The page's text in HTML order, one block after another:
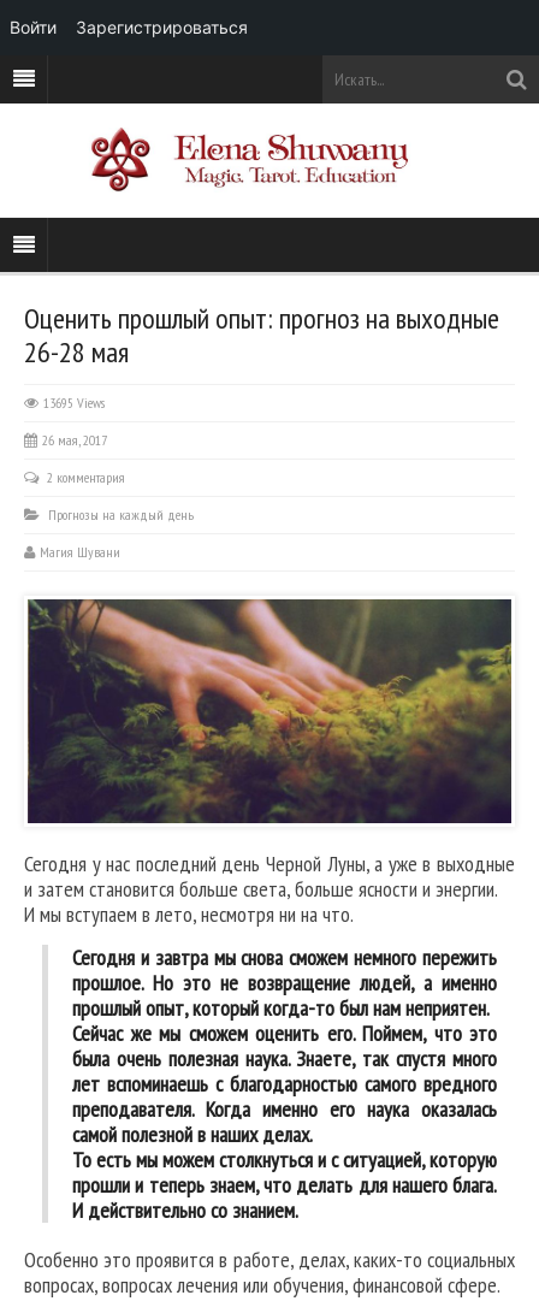
Оценить прошлый опыт: прогноз на выходные
26-28 мая
13695 Views
26 мая, 2017
2 комментария
Прогнозы на каждый день
Магия Шувани
Сегодня у нас последний день Черной Луны, а уже в выходные
и затем становится больше света, больше ясности и энергии.
И мы вступаем в лето, несмотря ни на что.
Сегодня и завтра мы снова сможем немного пережить
прошлое. Но это не возвращение людей, а именно
прошлый опыт, который когда-то был нам неприятен.
Сейчас же мы сможем оценить его. Поймем, что это
была очень полезная наука. Знаете, так спустя много
лет вспоминаешь с благодарностью самого вредного
преподавателя. Когда именно его наука оказалась
самой полезной в наших делах.
То есть мы можем столкнуться и с ситуацией, которую
прошли и теперь знаем, что делать для нашего блага.
И действительно со знанием.
Особенно это проявится в работе, делах, каких-то социальных
вопросах, вопросах лечения или обучения, финансовой сфере.
Войти Зарегистрироваться